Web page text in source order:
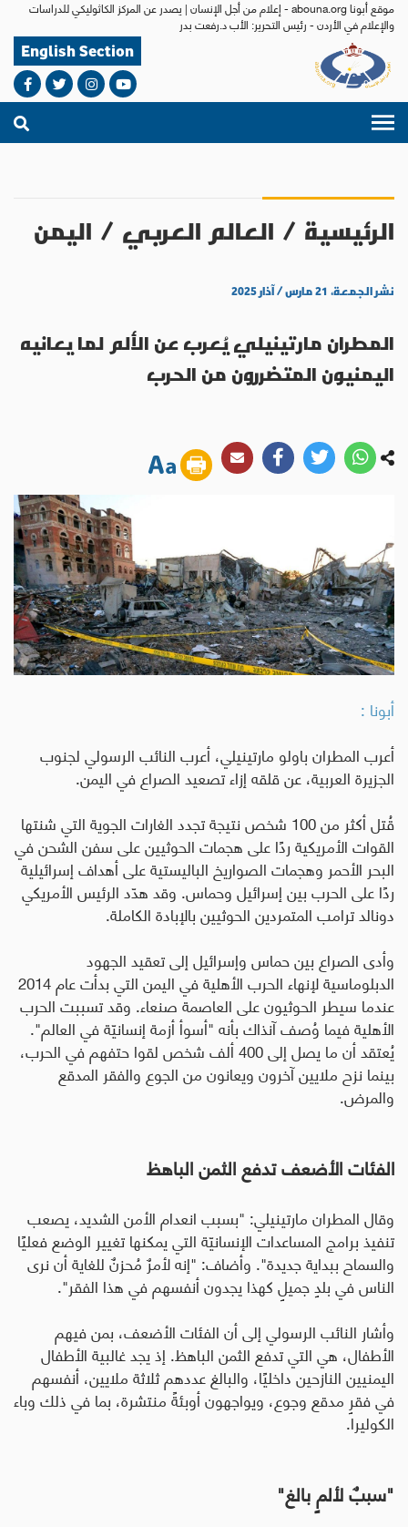
موقع أبونا abouna.org - إعلام من أجل الإنسان | يصدر عن المركز الكاثوليكي للدراسات
والإعلام في الأردن - رئيس التحرير: الأب د.رفعت بدر
English Section
الرئيسية / العالم العربي / اليمن
نشر الجمعة، ٢١ مارس / آذار ٢٠٢٥
المطران مارتينيلي يُعرب عن الألم لما يعانيه
اليمنيون المتضررون من الحرب
أبونا :
أعرب المطران باولو مارتينيلي، أعرب النائب الرسولي لجنوب
الجزيرة العربية، عن قلقه إزاء تصعيد الصراع في اليمن.
قُتل أكثر من 100 شخص نتيجة تجدد الغارات الجوية التي شنتها
القوات الأمريكية ردًا على هجمات الحوثيين على سفن الشحن في
البحر الأحمر وهجمات الصواريخ الباليستية على أهداف إسرائيلية
ردًا على الحرب بين إسرائيل وحماس. وقد هدّد الرئيس الأمريكي
دونالد ترامب المتمردين الحوثيين بالإبادة الكاملة.
وأدى الصراع بين حماس وإسرائيل إلى تعقيد الجهود
الدبلوماسية لإنهاء الحرب الأهلية في اليمن التي بدأت عام 2014
عندما سيطر الحوثيون على العاصمة صنعاء. وقد تسببت الحرب
الأهلية فيما وُصف آنذاك بأنه "أسوأ أزمة إنسانيّة في العالم".
يُعتقد أن ما يصل إلى 400 ألف شخص لقوا حتفهم في الحرب،
بينما نزح ملايين آخرون ويعانون من الجوع والفقر المدقع
والمرض.
الفئات الأضعف تدفع الثمن الباهظ
وقال المطران مارتينيلي: "بسبب انعدام الأمن الشديد، يصعب
تنفيذ برامج المساعدات الإنسانيّة التي يمكنها تغيير الوضع فعليًا
والسماح ببداية جديدة". وأضاف: "إنه لأمرٌ مُحزنٌ للغاية أن نرى
الناس في بلدٍ جميلٍ كهذا يجدون أنفسهم في هذا الفقر".
وأشار النائب الرسولي إلى أن الفئات الأضعف، بمن فيهم
الأطفال، هي التي تدفع الثمن الباهظ. إذ يجد غالبية الأطفال
اليمنيين النازحين داخليًا، والبالغ عددهم ثلاثة ملايين، أنفسهم
في فقرٍ مدقع وجوع، ويواجهون أوبئةً منتشرة، بما في ذلك وباء
الكوليرا.
"سببٌ لألمٍ بالغ"